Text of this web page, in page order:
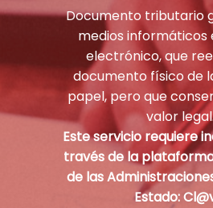
Documento tributario
medios
electrónico, que
documento físico de
papel, pero que
valor
Este servicio requiere
través de la
de las
Estado: